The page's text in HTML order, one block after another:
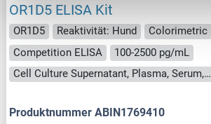
OR1D5 ELISA Kit
OR1D5 Reaktivität: Hund
Colorimetric
Competition ELISA
100-2500 pg/mL
Cell Culture Supernatant, Plasma, Serum, Tissue Homogenate
Produktnummer ABIN1769410